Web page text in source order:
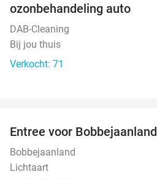
ozonbehandeling auto
DAB-Cleaning
Bij jou thuis
Verkocht: 71
Entree voor Bobbejaanland
Bobbejaanland
Lichtaart